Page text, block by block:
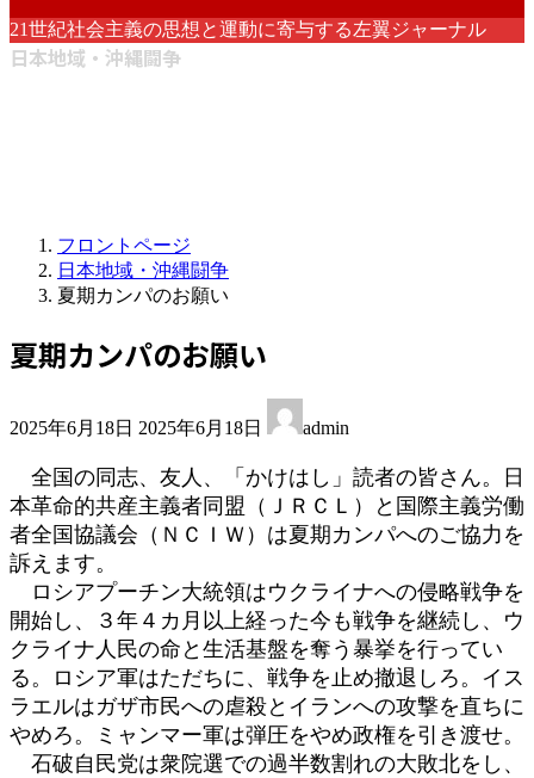
21世紀社会主義の思想と運動に寄与する左翼ジャーナル
日本地域・沖縄闘争
フロントページ
日本地域・沖縄闘争
夏期カンパのお願い
夏期カンパのお願い
2025年6月18日 終
新
日
時
2025年6月18日 admin
全国の同志、友人、「かけはし」読者の皆さん。日
本革命的共産主義者同盟（ＪＲＣＬ）と国際主義労働
者全国協議会（ＮＣＩＷ）は夏期カンパへのご協力を
訴えます。
ロシアプーチン大統領はウクライナへの侵略戦争を
開始し、３年４カ月以上経った今も戦争を継続し、ウ
クライナ人民の命と生活基盤を奪う暴挙を行ってい
る。ロシア軍はただちに、戦争を止め撤退しろ。イス
ラエルはガザ市民への虐殺とイランへの攻撃を直ちに
やめろ。ミャンマー軍は弾圧をやめ政権を引き渡せ。
石破自民党は衆院選での過半数割れの大敗北をし、